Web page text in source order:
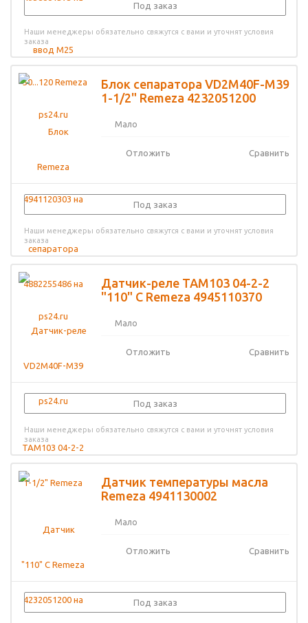
Под заказ
Наши менеджеры обязательно свяжутся с вами и уточнят условия
заказа
Блок сепаратора VD2М40F-M39
1-1/2" Remeza 4232051200
Мало
Отложить Сравнить
Под заказ
Наши менеджеры обязательно свяжутся с вами и уточнят условия
заказа
Датчик-реле ТАМ103 04-2-2
"110" С Remeza 4945110370
Мало
Отложить Сравнить
Под заказ
Наши менеджеры обязательно свяжутся с вами и уточнят условия
заказа
Датчик температуры масла
Remeza 4941130002
Мало
Отложить Сравнить
Под заказ